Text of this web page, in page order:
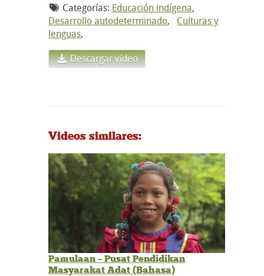
Categorías: Educación indígena,
Desarrollo autodeterminado, Culturas y
lenguas,
Descargar vídeo
Videos similares:
Pamulaan – Pusat Pendidikan
Masyarakat Adat (Bahasa)